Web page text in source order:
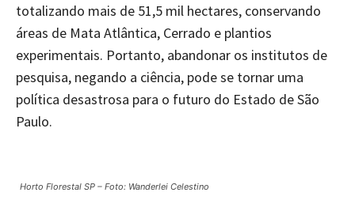
totalizando mais de 51,5 mil hectares, conservando
áreas de Mata Atlântica, Cerrado e plantios
experimentais. Portanto, abandonar os institutos de
pesquisa, negando a ciência, pode se tornar uma
política desastrosa para o futuro do Estado de São
Paulo.
Horto Florestal SP – Foto: Wanderlei Celestino